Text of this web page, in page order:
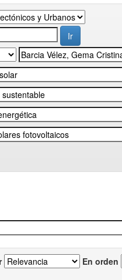
En orden